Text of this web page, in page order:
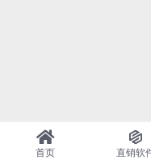
首页 直销软